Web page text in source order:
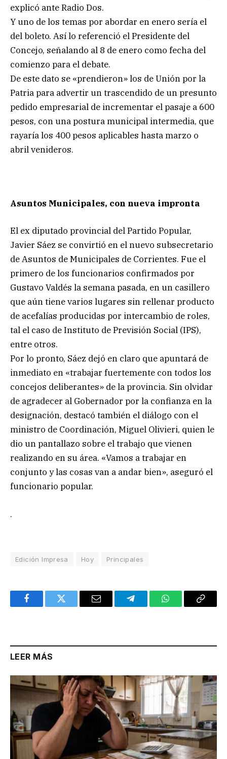
explicó ante Radio Dos.
Y uno de los temas por abordar en enero sería el
del boleto. Así lo referenció el Presidente del
Concejo, señalando al 8 de enero como fecha del
comienzo para el debate.
De este dato se «prendieron» los de Unión por la
Patria para advertir un trascendido de un presunto
pedido empresarial de incrementar el pasaje a 600
pesos, con una postura municipal intermedia, que
rayaría los 400 pesos aplicables hasta marzo o
abril venideros.
Asuntos Municipales, con nueva impronta
El ex diputado provincial del Partido Popular,
Javier Sáez se convirtió en el nuevo subsecretario
de Asuntos de Municipales de Corrientes. Fue el
primero de los funcionarios confirmados por
Gustavo Valdés la semana pasada, en un casillero
que aún tiene varios lugares sin rellenar producto
de acefalías producidas por intercambio de roles,
tal el caso de Instituto de Previsión Social (IPS),
entre otros.
Por lo pronto, Sáez dejó en claro que apuntará de
inmediato en «trabajar fuertemente con todos los
concejos deliberantes» de la provincia. Sin olvidar
de agradecer al Gobernador por la confianza en la
designación, destacó también el diálogo con el
ministro de Coordinación, Miguel Olivieri, quien le
dio un pantallazo sobre el trabajo que vienen
realizando en su área. «Vamos a trabajar en
conjunto y las cosas van a andar bien», aseguró el
funcionario popular.
.
Edición Impresa Hoy Principales
FacebookTwitter Email TelegramWhatsAppCopy
LEER MÁS